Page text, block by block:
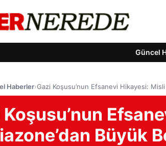
Güncel
Haberler›Gazi Koşusu’nun Efsanevi Hikayesi:
Koşusu’nun
Büyük